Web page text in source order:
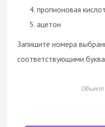
пропионовая
ацетон
Запишите номера
соответствующими
Объект